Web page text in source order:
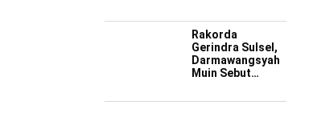
Rakorda
Gerindra Sulsel,
Darmawangsyah
Muin Sebut
Strategis